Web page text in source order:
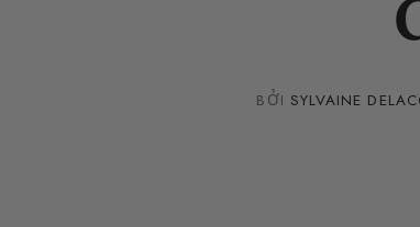
BỞI SYLVAINE